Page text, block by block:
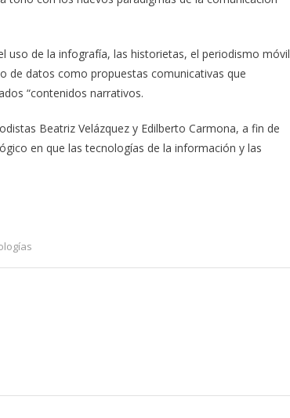
uso de la infografía, las historietas, el periodismo móvil
de datos como propuestas comunicativas que
“contenidos narrativos.
Beatriz Velázquez y Edilberto Carmona, a fin de
en que las tecnologías de la información y las